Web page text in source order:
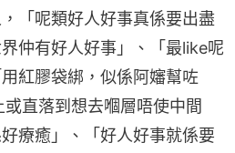
「呢類好人好事真係要出盡
仲有好人好事」、「最like呢
紅膠袋綁，似係阿嬸幫咗
直落到想去嗰層唔使中間
療癒」、「好人好事就係要